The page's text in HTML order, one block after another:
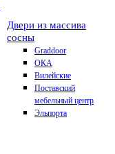
Двери из массива
сосны
Graddoor
ОКА
Вилейские
Поставский
мебельный центр
Эльпорта